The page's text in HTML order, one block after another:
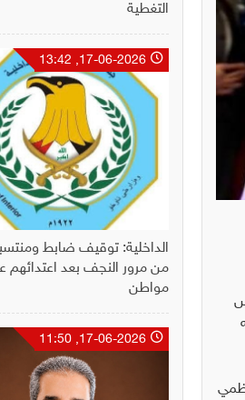
التغطية
الداخلية: توقيف ضابط
من مرور النجف بعد اعتدائهم
مواطن